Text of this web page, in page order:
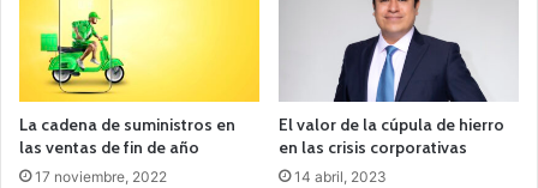
La cadena de suministros en
las ventas de fin de año
17 noviembre, 2022
El valor de la cúpula de hierro
en las crisis corporativas
14 abril, 2023